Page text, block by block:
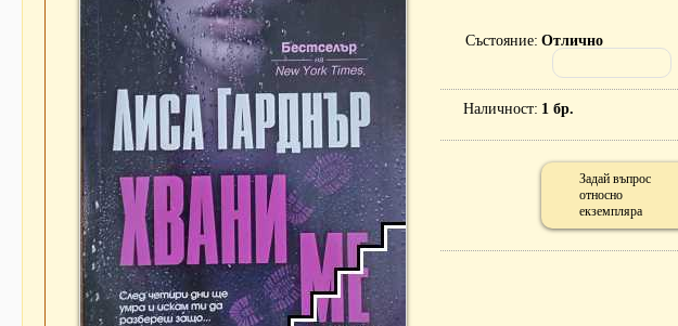
Състояние Отлично
Наличност 1 бр.
Задай въпрос
относно
екземпляра